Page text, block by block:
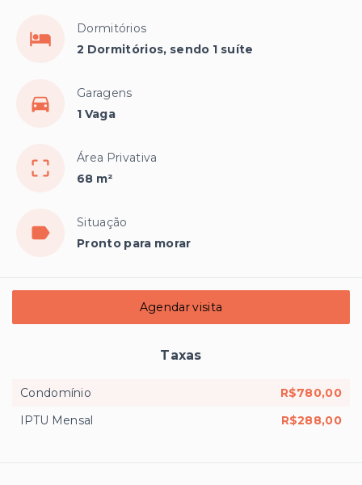
Dormitórios
2 Dormitórios, sendo 1 suíte
Garagens
1 Vaga
Área Privativa
68 m²
Situação
Pronto para morar
Agendar visita
Taxas
Condomínio
R$780,00
IPTU Mensal
R$288,00